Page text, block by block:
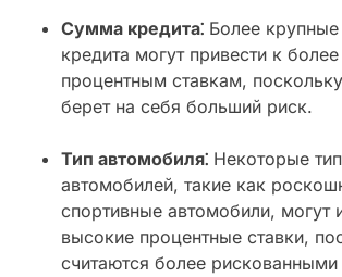
Сумма кредита⁚ Более
кредита могут привести к
процентным ставкам,
берет на себя больший риск.
Тип автомобиля⁚ Некоторые
автомобилей, такие как
спортивные автомобили, могут
высокие процентные ставки,
считаются более рискованными